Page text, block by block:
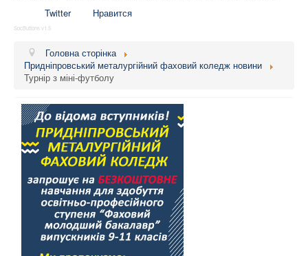
Twitter Нравится
SocButtons v1.5
Головна сторінка
Придніпровський металургійний фаховий коледж новини
Турнір з міні-футболу